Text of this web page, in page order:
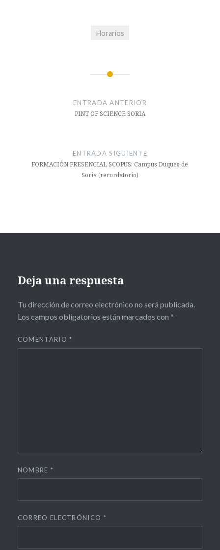
Horarios
ENTRADA ANTERIOR
PINT OF SCIENCE SORIA
ENTRADA SIGUIENTE
FORMACIÓN PRESENCIAL SCOPUS: Campus Duques de
Soria (recordatorio)
Deja una respuesta
Tu dirección de correo electrónico no será publicada.
Los campos obligatorios están marcados con *
COMENTARIO*
NOMBRE *
CORREO ELECTRÓNICO *